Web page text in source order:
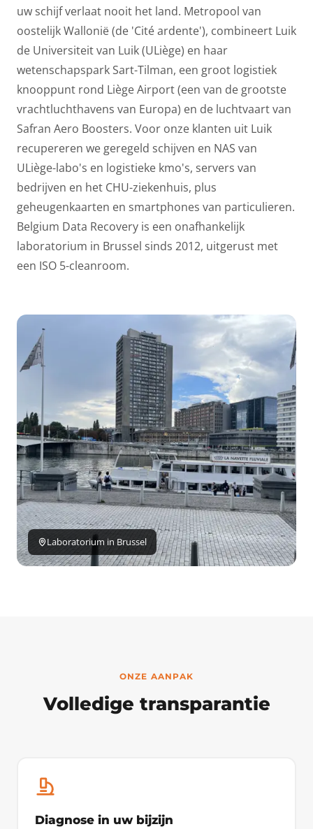
uw schijf verlaat nooit het land. Metropool van
oostelijk Wallonië (de 'Cité ardente'), combineert Luik
de Universiteit van Luik (ULiège) en haar
wetenschapspark Sart-Tilman, een groot logistiek
knooppunt rond Liège Airport (een van de grootste
vrachtluchthavens van Europa) en de luchtvaart van
Safran Aero Boosters. Voor onze klanten uit Luik
recupereren we geregeld schijven en NAS van
ULiège-labo's en logistieke kmo's, servers van
bedrijven en het CHU-ziekenhuis, plus
geheugenkaarten en smartphones van particulieren.
Belgium Data Recovery is een onafhankelijk
laboratorium in Brussel sinds 2012, uitgerust met
een ISO 5-cleanroom.
Laboratorium in Brussel
ONZE AANPAK
Volledige transparantie
Diagnose in uw bijzijn